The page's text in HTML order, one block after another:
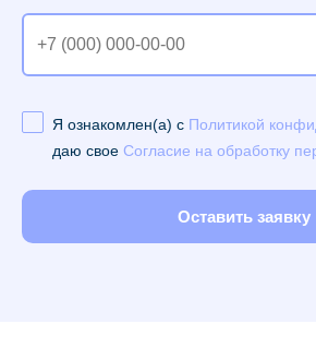
Я ознакомлен(а) с Политикой
даю свое Согласие на обработку
Оставить заявку